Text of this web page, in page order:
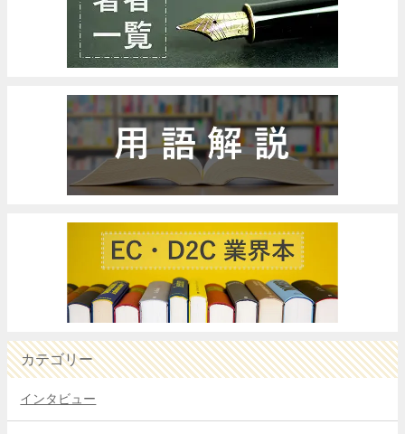
カテゴリー
インタビュー